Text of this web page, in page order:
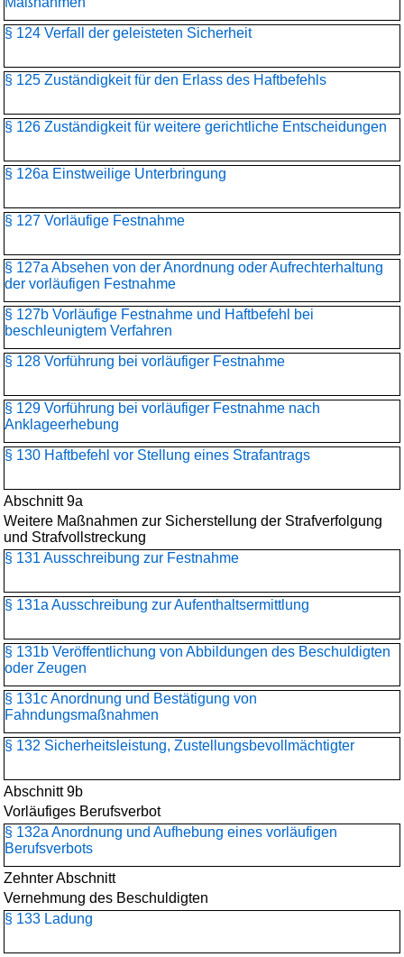
§ 124 Verfall der geleisteten Sicherheit
§ 125 Zuständigkeit für den Erlass des Haftbefehls
§ 126 Zuständigkeit für weitere gerichtliche Entscheidungen
§ 126a Einstweilige Unterbringung
§ 127 Vorläufige Festnahme
§ 127a Absehen von der Anordnung oder Aufrechterhaltung
der vorläufigen Festnahme
§ 127b Vorläufige Festnahme und Haftbefehl bei
beschleunigtem Verfahren
§ 128 Vorführung bei vorläufiger Festnahme
§ 129 Vorführung bei vorläufiger Festnahme nach
Anklageerhebung
§ 130 Haftbefehl vor Stellung eines Strafantrags
Abschnitt 9a
Weitere Maßnahmen zur Sicherstellung der Strafverfolgung
und Strafvollstreckung
§ 131 Ausschreibung zur Festnahme
§ 131a Ausschreibung zur Aufenthaltsermittlung
§ 131b Veröffentlichung von Abbildungen des Beschuldigten
oder Zeugen
§ 131c Anordnung und Bestätigung von
Fahndungsmaßnahmen
§ 132 Sicherheitsleistung, Zustellungsbevollmächtigter
Abschnitt 9b
Vorläufiges Berufsverbot
§ 132a Anordnung und Aufhebung eines vorläufigen
Berufsverbots
Zehnter Abschnitt
Vernehmung des Beschuldigten
§ 133 Ladung